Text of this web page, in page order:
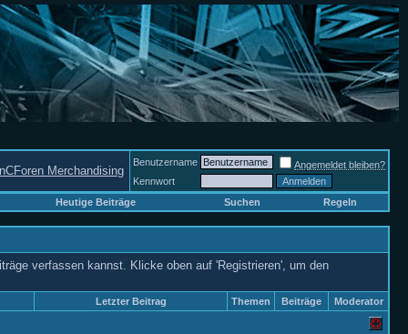
Merchandising
Benutzername
Angemeldet bleiben?
Kennwort
Heutige Beiträge
Suchen Regeln
verfassen kannst. Klicke oben auf 'Registrieren', um den
Letzter Beitrag Themen Beiträge Moderator